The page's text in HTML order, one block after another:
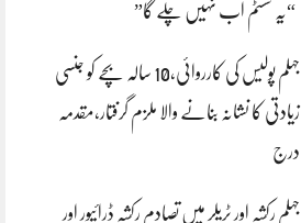
“یہ سسٹم اب نہیں چلے گا”
جہلم پولیس کی کارروائی،10 سالہ بچے کو جنسی
زیادتی کا نشانہ بنانے والا ملزم گرفتار،مقدمہ
درج
جہلم رکشہ اور ٹریلر میں تصادم رکشہ ڈرائیور اور